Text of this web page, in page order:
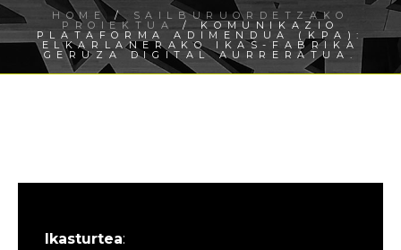
HOME / SAILBURUORDETZAKO
PROIEKTUA / KOMUNIKAZIO
PLATAFORMA ADIMENDUA (KPA):
ELKARLANERAKO IKAS-FABRIKA
GERUZA DIGITAL AURRERATUA.
Ikasturtea: